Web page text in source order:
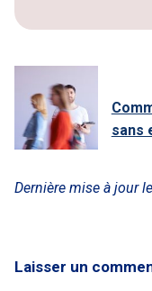
sans
Dernière mise à jour le
Laisser un